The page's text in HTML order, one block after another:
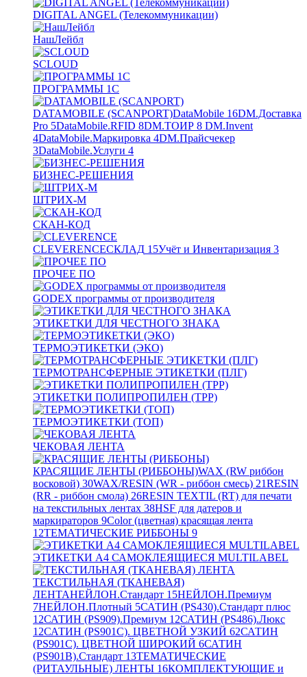
DIGITAL ANGEL (Телекоммуникации)
НашЛейбл
SCLOUD
ПРОГРАММЫ 1С
DATAMOBILE (SCANPORT)DataMobile 16DM.Доставка
Pro 5DataMobile.RFID 8DM.ТОИР 8 DM.Invent
4DataMobile.Маркировка 4DM.Прайсчекер
3DataMobile.Услуги 4
БИЗНЕС-РЕШЕНИЯ
ШТРИХ-М
СКАН-КОД
CLEVERENCEСКЛАД 15Учёт и Инвентаризация 3
ПРОЧЕЕ ПО
GODEX программы от производителя
ЭТИКЕТКИ ДЛЯ ЧЕСТНОГО ЗНАКА
ТЕРМОЭТИКЕТКИ (ЭКО)
ТЕРМОТРАНСФЕРНЫЕ ЭТИКЕТКИ (ПЛГ)
ЭТИКЕТКИ ПОЛИПРОПИЛЕН (TPP)
ТЕРМОЭТИКЕТКИ (ТОП)
ЧЕКОВАЯ ЛЕНТА
КРАСЯЩИЕ ЛЕНТЫ (РИББОНЫ)WAX (RW риббон
восковой) 30WAX/RESIN (WR - риббон смесь) 21RESIN
(RR - риббон смола) 26RESIN TEXTIL (RT) для печати
на текстильных лентах 38HSF для датеров и
маркираторов 9Color (цветная) красящая лента
12ТЕМАТИЧЕСКИЕ РИББОНЫ 9
ЭТИКЕТКИ А4 САМОКЛЕЯЩИЕСЯ MULTILABEL
ТЕКСТИЛЬНАЯ (ТКАНЕВАЯ)
ЛЕНТАНЕЙЛОН.Стандарт 15НЕЙЛОН.Премиум
7НЕЙЛОН.Плотный 5САТИН (PS430).Стандарт плюс
12САТИН (PS909).Премиум 12САТИН (PS486).Люкс
12САТИН (PS901C). ЦВЕТНОЙ УЗКИЙ 62САТИН
(PS901C). ЦВЕТНОЙ ШИРОКИЙ 6САТИН
(PS901B).Стандарт 13ТЕМАТИЧЕСКИЕ
(РИТАУЛЬНЫЕ) ЛЕНТЫ 16КОМПЛЕКТУЮЩИЕ и